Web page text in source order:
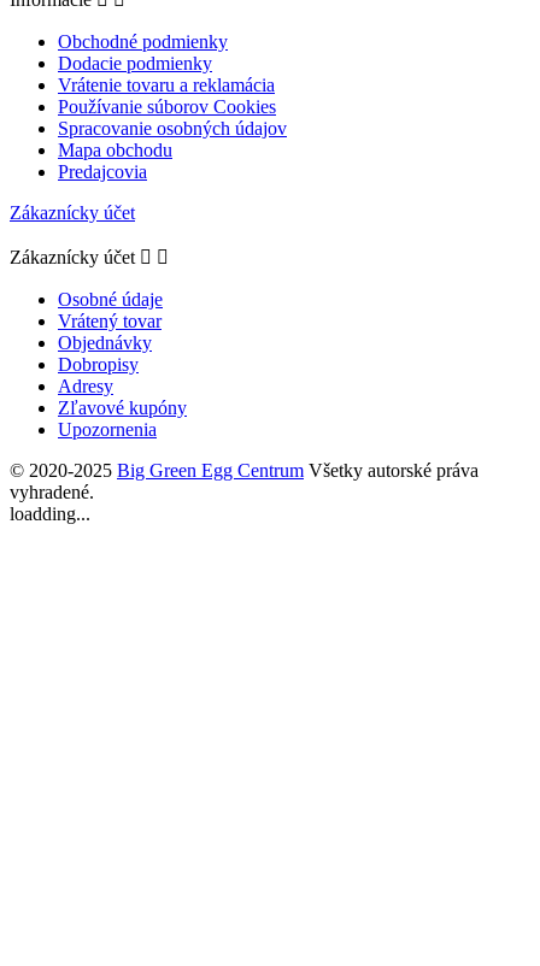
Obchodné podmienky
Dodacie podmienky
Vrátenie tovaru a reklamácia
Používanie súborov Cookies
Spracovanie osobných údajov
Mapa obchodu
Predajcovia
Zákaznícky účet
Zákaznícky účet  
Osobné údaje
Vrátený tovar
Objednávky
Dobropisy
Adresy
Zľavové kupóny
Upozornenia
© 2020-2025 Big Green Egg Centrum Všetky autorské práva
vyhradené.
loadding...